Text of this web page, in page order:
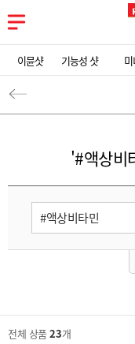
이뮨샷 기능성 샷
'#액상비
전체 상품23개